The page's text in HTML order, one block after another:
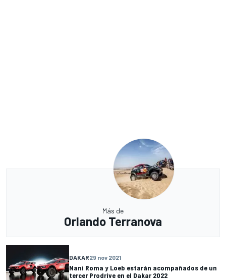
Más de
Orlando Terranova
DAKAR29 nov 2021
Nani Roma y Loeb estarán acompañados de un
tercer Prodrive en el Dakar 2022